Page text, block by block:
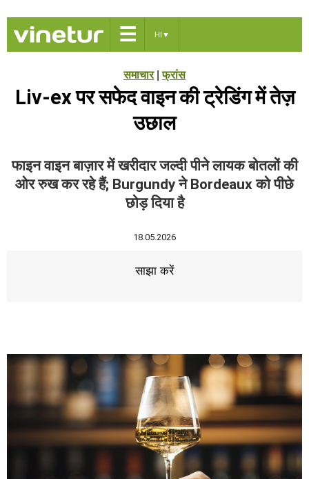
☰ HI ▼
समाचार|फ्रांस
Liv-ex पर सफेद वाइन की ट्रेडिंग में तेज़
उछाल
फाइन वाइन बाज़ार में खरीदार जल्दी पीने लायक बोतलों की
ओर रुख कर रहे हैं; Burgundy ने Bordeaux को पीछे
छोड़ दिया है
18.05.2026
साझा करें